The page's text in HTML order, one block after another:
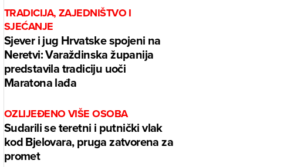
TRADICIJA, ZAJEDNIŠTVO I
SJEĆANJE
Sjever i jug Hrvatske spojeni na
Neretvi: Varaždinska županija
predstavila tradiciju uoči
Maratona lađa
OZLIJEĐENO VIŠE OSOBA
Sudarili se teretni i putnički vlak
kod Bjelovara, pruga zatvorena za
promet